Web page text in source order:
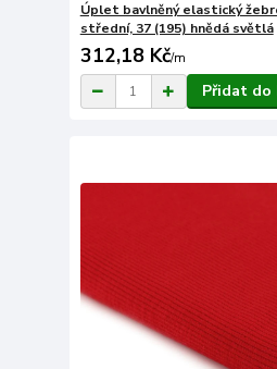
Úplet bavlněný elastický
střední, 37 (195) hnědá světlá
312,18 Kč/m
Přidat do